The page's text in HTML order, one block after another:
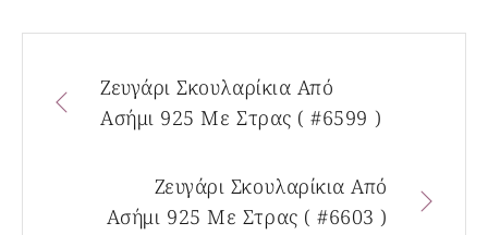
Ζευγάρι Σκουλαρίκια Από
Ασήμι 925 Με Στρας ( #6599 )
Ζευγάρι Σκουλαρίκια Από
Ασήμι 925 Με Στρας ( #6603 )